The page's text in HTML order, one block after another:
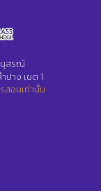
นุสรณ์
าง เขต 1
สอนเท่านั้น